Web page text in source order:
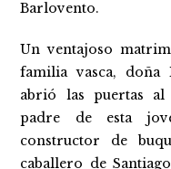
Barlovento.
Un ventajoso
familia vasca, doña
abrió las puertas
padre de esta
constructor de
caballero de